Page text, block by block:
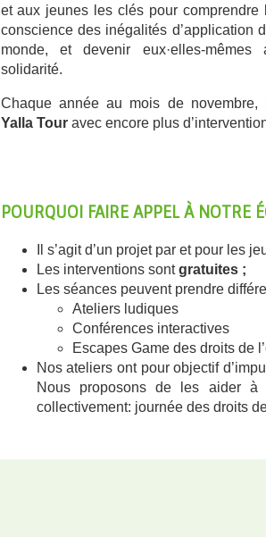
et aux jeunes les clés pour comprendre
conscience des inégalités d’application
monde, et devenir eux·elles-mêmes
solidarité.
Chaque année au mois de novembre,
Yalla Touravec encore plus
POURQUOI FAIRE APPEL À NOTRE
Il s’agit d’un projet par et pour les
Les interventions sontgratuites ;
Les séances peuvent prendre
Ateliers ludiques
Conférences interactives
Escapes Game des droits de
Nos ateliers ont pour objectif
Nous proposons de les aider à
collectivement: journée des droits